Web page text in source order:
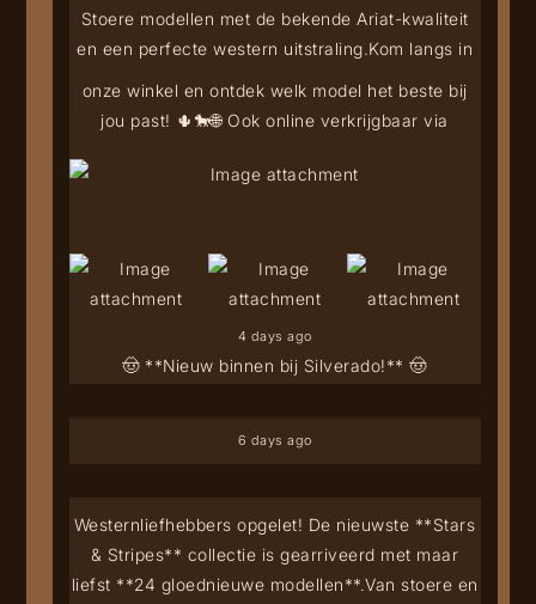
🤠 **Nieuw binnen bij Silverado!** 🤠
Stoere modellen met de bekende Ariat-kwaliteit
en een perfecte western uitstraling.Kom langs in
onze winkel en ontdek welk model het beste bij
jou past! 🌵🐎🌐 Ook online verkrijgbaar via
4 days ago
6 days ago
Westernliefhebbers opgelet! De nieuwste **Stars
& Stripes** collectie is gearriveerd met maar
liefst **24 gloednieuwe modellen**.Van stoere en